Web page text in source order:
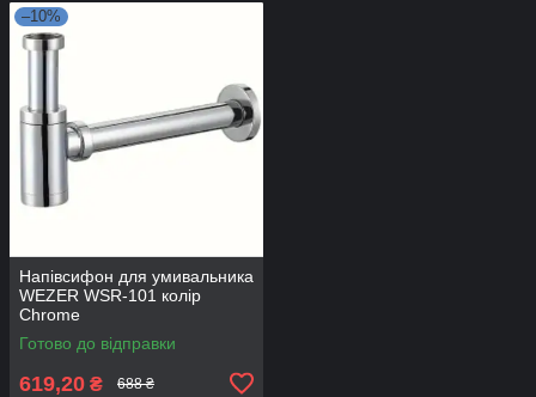
–10%
Напівсифон для умивальника
WEZER WSR-101 колір
Chrome
Готово до відправки
619,20 ₴ 688 ₴